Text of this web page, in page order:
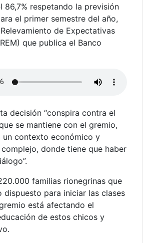
86,7% respetando la previsión
el primer semestre del año,
de Expectativas
que publica el Banco
decisión “conspira contra el
se mantiene con el gremio,
un contexto económico y
donde tiene que haber
familias rionegrinas que
dispuesto para iniciar las clases
está afectando el
de estos chicos y